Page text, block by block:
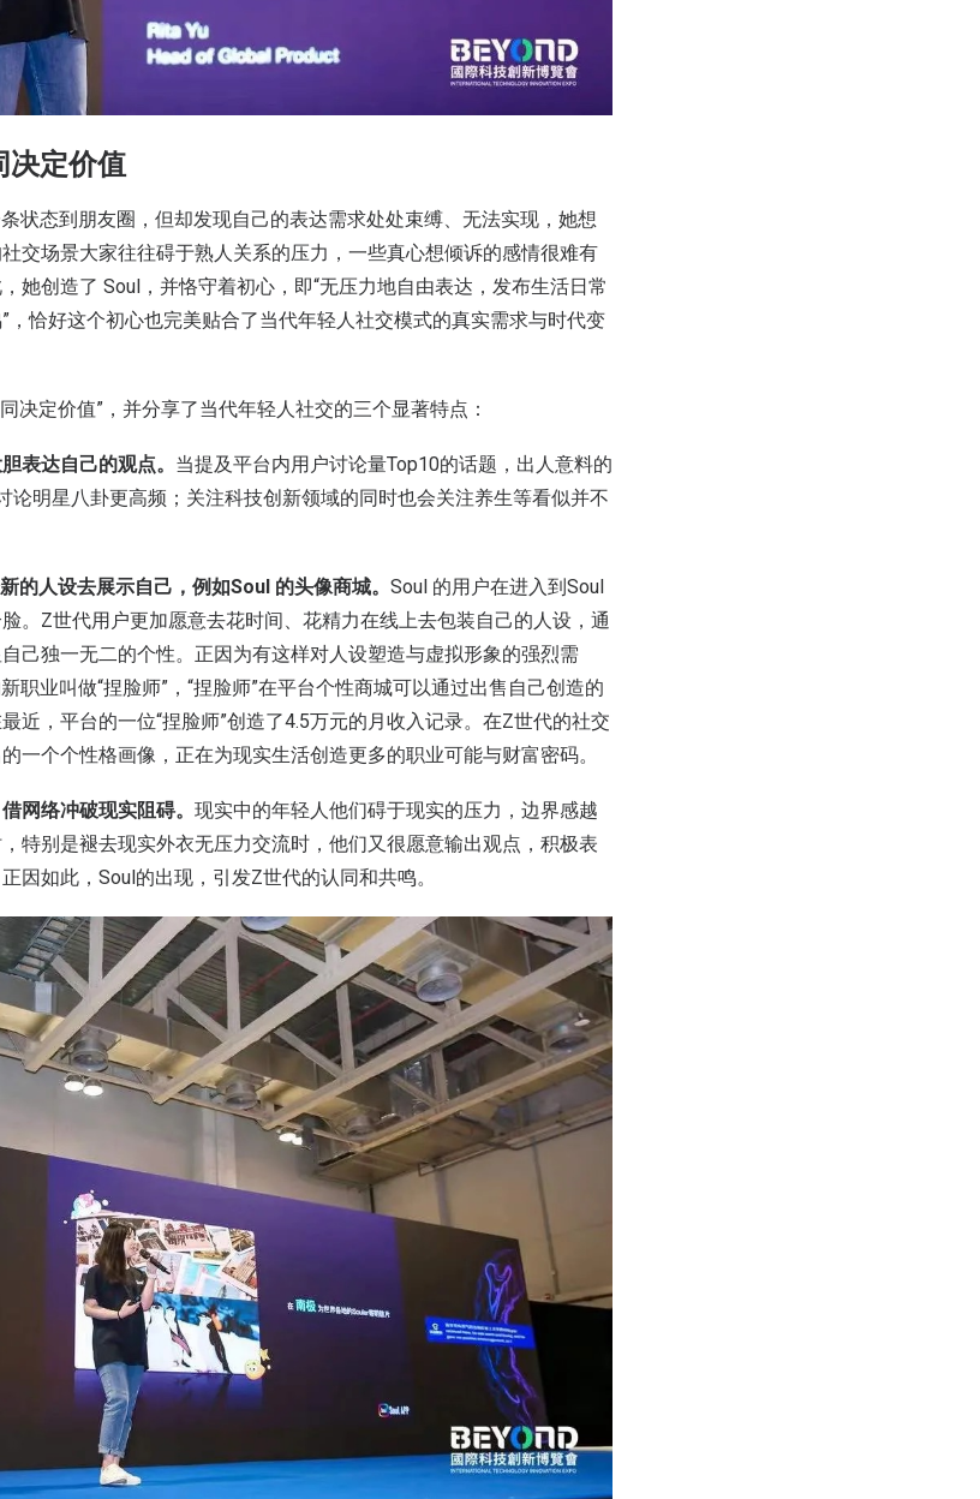
决定价值
状态到朋友圈，但却发现自己的表达需求处处束缚、无法实现，她想
交场景大家往往碍于熟人关系的压力，一些真心想倾诉的感情很难有
她创造了 Soul，并恪守着初心，即“无压力地自由表达，发布生活日常
，恰好这个初心也完美贴合了当代年轻人社交模式的真实需求与时代变
决定价值”，并分享了当代年轻人社交的三个显著特点：
表达自己的观点。 当提及平台内用户讨论量Top10的话题，出人意料的
论明星八卦更高频；关注科技创新领域的同时也会关注养生等看似并不
的人设去展示自己，例如Soul 的头像商城。 Soul 的用户在进入到Soul
。Z世代用户更加愿意去花时间、花精力在线上去包装自己的人设，通
己独一无二的个性。正因为有这样对人设塑造与虚拟形象的强烈需
职业叫做“捏脸师”，“捏脸师”在平台个性商城可以通过出售自己创造的
近，平台的一位“捏脸师”创造了4.5万元的月收入记录。在Z世代的社交
一个个性格画像，正在为现实生活创造更多的职业可能与财富密码。
网络冲破现实阻碍。 现实中的年轻人他们碍于现实的压力，边界感越
特别是褪去现实外衣无压力交流时，他们又很愿意输出观点，积极表
因如此，Soul的出现，引发Z世代的认同和共鸣。